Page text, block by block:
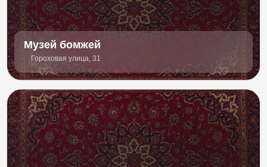
Музей бомжей
Гороховая улица, 31